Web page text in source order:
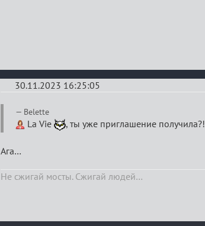
30.11.2023 16:25:05
Re:
Итоговый
турнир
2024
Belette
La Vie , ты уже приглашение получила?!
Ага…
Не сжигай мосты. Сжигай людей…